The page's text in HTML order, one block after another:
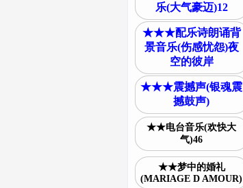
乐(大气豪迈)12
★★★配乐诗朗诵背
景音乐(伤感忧怨)夜
空的彼岸
★★★震撼声(银魂震
撼鼓声)
★★电台音乐(欢快大
气)46
★★梦中的婚礼
(MARIAGE D AMOUR)